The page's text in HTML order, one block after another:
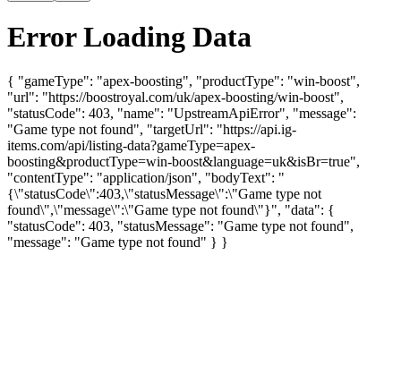
Error Loading Data
{ "gameType": "apex-boosting", "productType": "win-boost",
"url": "https://boostroyal.com/uk/apex-boosting/win-boost",
"statusCode": 403, "name": "UpstreamApiError", "message":
"Game type not found", "targetUrl": "https://api.ig-
items.com/api/listing-data?gameType=apex-
boosting&productType=win-boost&language=uk&isBr=true",
"contentType": "application/json", "bodyText": "
{\"statusCode\":403,\"statusMessage\":\"Game type not
found\",\"message\":\"Game type not found\"}", "data": {
"statusCode": 403, "statusMessage": "Game type not found",
"message": "Game type not found" } }